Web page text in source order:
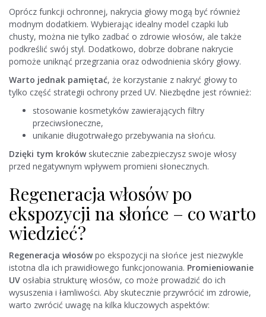
Oprócz funkcji ochronnej, nakrycia głowy mogą być również
modnym dodatkiem. Wybierając idealny model czapki lub
chusty, można nie tylko zadbać o zdrowie włosów, ale także
podkreślić swój styl. Dodatkowo, dobrze dobrane nakrycie
pomoże uniknąć przegrzania oraz odwodnienia skóry głowy.
Warto jednak pamiętać, że korzystanie z nakryć głowy to
tylko część strategii ochrony przed UV. Niezbędne jest również:
stosowanie kosmetyków zawierających filtry
przeciwsłoneczne,
unikanie długotrwałego przebywania na słońcu.
Dzięki tym kroków skutecznie zabezpieczysz swoje włosy
przed negatywnym wpływem promieni słonecznych.
Regeneracja włosów po
ekspozycji na słońce – co warto
wiedzieć?
Regeneracja włosów po ekspozycji na słońce jest niezwykle
istotna dla ich prawidłowego funkcjonowania. Promieniowanie
UV osłabia strukturę włosów, co może prowadzić do ich
wysuszenia i łamliwości. Aby skutecznie przywrócić im zdrowie,
warto zwrócić uwagę na kilka kluczowych aspektów: